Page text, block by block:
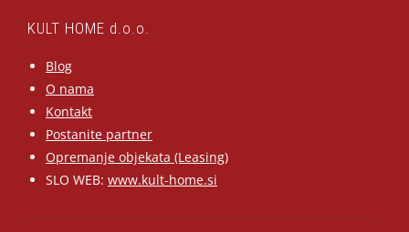
KULT HOME d.o.o.
Blog
O nama
Kontakt
Postanite partner
Opremanje objekata (Leasing)
SLO WEB: www.kult-home.si